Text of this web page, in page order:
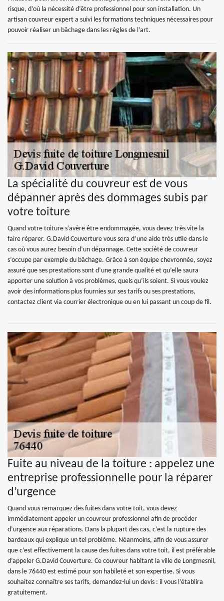
risque, d’où la nécessité d’être professionnel pour son installation. Un
artisan couvreur expert a suivi les formations techniques nécessaires pour
pouvoir réaliser un bâchage dans les règles de l’art.
La spécialité du couvreur est de vous
dépanner après des dommages subis par
votre toiture
Quand votre toiture s’avère être endommagée, vous devez très vite la
faire réparer. G.David Couverture vous sera d’une aide très utile dans le
cas où vous aurez besoin d’un dépannage. Cette société de couvreur
s’occupe par exemple du bâchage. Grâce à son équipe chevronnée, soyez
assuré que ses prestations sont d’une grande qualité et qu’elle saura
apporter une solution à vos problèmes, quels qu’ils soient. Si vous voulez
avoir des informations plus fournies sur ses tarifs ou ses prestations,
contactez client via courrier électronique ou en lui passant un coup de fil.
Fuite au niveau de la toiture : appelez une
entreprise professionnelle pour la réparer
d’urgence
Quand vous remarquez des fuites dans votre toit, vous devez
immédiatement appeler un couvreur professionnel afin de procéder
d’urgence aux réparations. Dans la plupart des cas, c’est la rupture des
bardeaux qui explique un tel problème. Néanmoins, afin de vous assurer
que c’est effectivement la cause des fuites dans votre toit, il est préférable
d’appeler G.David Couverture. Ce couvreur habitant la ville de Longmesnil,
dans le 76440 est estimé pour son habileté et son expertise. Si vous
souhaitez connaître ses tarifs, demandez-lui un devis : il vous l’établira
gratuitement.